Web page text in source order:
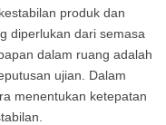
produk dan
diperlukan dari semasa
dalam ruang adalah
ujian. Dalam
menentukan ketepatan